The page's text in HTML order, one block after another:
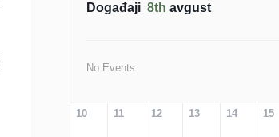
Događaji 8th avgust
No Events
10 11 12 13 14 15